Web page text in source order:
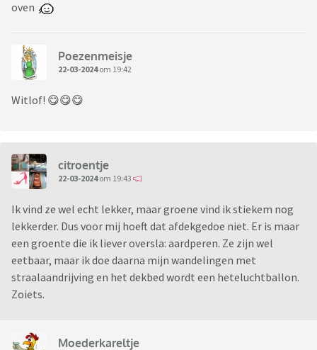
oven
Poezenmeisje
22-03-2024om 19:42
Witlof! 😋😋😋
citroentje
22-03-2024om 19:43
Ik vind ze wel echt lekker, maar groene vind ik stiekem nog
lekkerder. Dus voor mij hoeft dat afdekgedoe niet. Er is maar
een groente die ik liever oversla: aardperen. Ze zijn wel
eetbaar, maar ik doe daarna mijn wandelingen met
straalaandrijving en het dekbed wordt een heteluchtballon.
Zoiets.
Moederkareltje